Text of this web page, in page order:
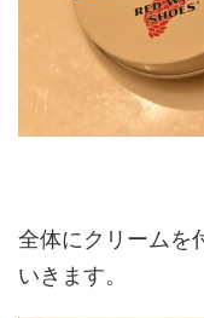
全体にクリームを
いきます。